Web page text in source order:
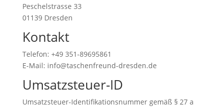
Peschelstrasse 33
01139 Dresden
Kontakt
Telefon: +49 351-89695861
E-Mail: info@taschenfreund-dresden.de
Umsatzsteuer-ID
Umsatzsteuer-Identifikationsnummer gemäß § 27 a